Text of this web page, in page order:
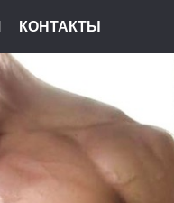
КОНТАКТЫ